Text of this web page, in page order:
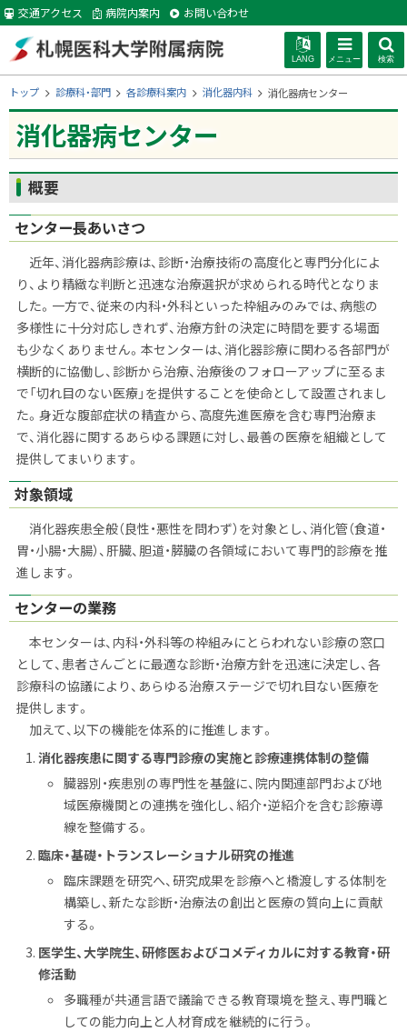
本
へ
交通アクセス 病院内案内 お問い合わせ
札幌医科大学附
属病院
LANG メニュー 検索
現
在
位
置
の
階
層
トップ 診療科・部門 各診療科案内 消化器内科 消化器病センター
消化器病センター
ページ内目次
概要
概要
センター長あいさつ
近年、消化器病診療は、診断・治療技術の高度化と専門分化によ
り、より精緻な判断と迅速な治療選択が求められる時代となりま
した。一方で、従来の内科・外科といった枠組みのみでは、病態の
多様性に十分対応しきれず、治療方針の決定に時間を要する場面
も少なくありません。本センターは、消化器診療に関わる各部門が
横断的に協働し、診断から治療、治療後のフォローアップに至るま
で「切れ目のない医療」を提供することを使命として設置されまし
た。身近な腹部症状の精査から、高度先進医療を含む専門治療ま
で、消化器に関するあらゆる課題に対し、最善の医療を組織として
提供してまいります。
対象領域
消化器疾患全般（良性・悪性を問わず）を対象とし、消化管（食道・
胃・小腸・大腸）、肝臓、胆道・膵臓の各領域において専門的診療を推
進します。
センターの業務
本センターは、内科・外科等の枠組みにとらわれない診療の窓口
として、患者さんごとに最適な診断・治療方針を迅速に決定し、各
診療科の協議により、あらゆる治療ステージで切れ目ない医療を
提供します。
加えて、以下の機能を体系的に推進します。
消化器疾患に関する専門診療の実施と診療連携体制の整備
臓器別・疾患別の専門性を基盤に、院内関連部門および地
域医療機関との連携を強化し、紹介・逆紹介を含む診療導
線を整備する。
臨床・基礎・トランスレーショナル研究の推進
臨床課題を研究へ、研究成果を診療へと橋渡しする体制を
構築し、新たな診断・治療法の創出と医療の質向上に貢献
する。
医学生、大学院生、研修医およびコメディカルに対する教育・研
修活動
多職種が共通言語で議論できる教育環境を整え、専門職と
しての能力向上と人材育成を継続的に行う。